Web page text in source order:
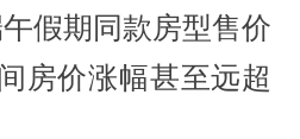
假期同款房型售价
房价涨幅甚至远超